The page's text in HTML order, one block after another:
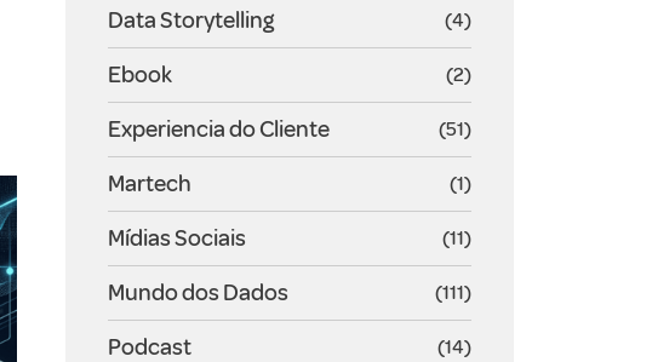
Data Storytelling (4)
Ebook (2)
Experiencia do Cliente (51)
Martech (1)
Mídias Sociais (11)
Mundo dos Dados (111)
Podcast (14)